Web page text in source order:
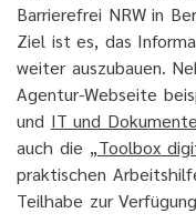
Barrierefrei NRW in
Ziel ist es, das
weiter auszubauen.
Agentur-Webseite
und IT und Dokumente
auch die „Toolbox
praktischen
Teilhabe zur